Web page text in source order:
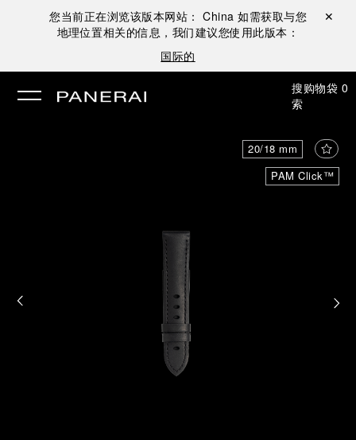
您当前正在浏览该版本网站： China 如需获取与您
地理位置相关的信息，我们建议您使用此版本：
国际的
关闭 ✕
搜
索
购物袋 0
PAM Click™
20/18 mm